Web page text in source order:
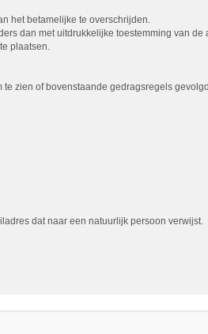
het betamelijke te overschrijden.
dan met uitdrukkelijke toestemming van de
plaatsen.
zien of bovenstaande gedragsregels
dat naar een natuurlijk persoon verwijst.